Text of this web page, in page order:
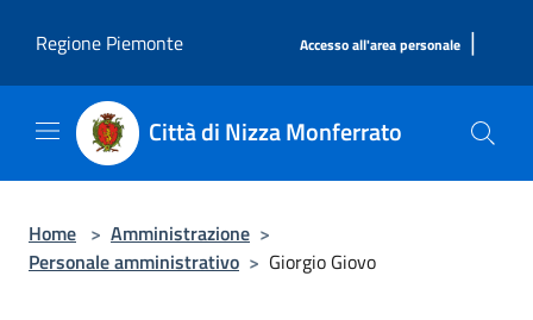
Regione Piemonte
Accesso all'area personale |
Città di Nizza Monferrato
Home > Amministrazione >
Personale amministrativo > Giorgio Giovo